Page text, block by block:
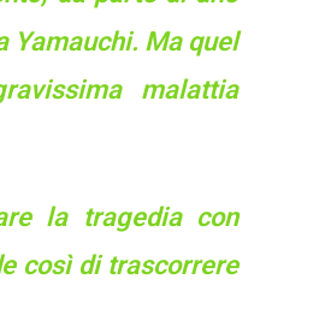
Yamauchi. Ma quel
malattia
la tragedia con
così di trascorrere